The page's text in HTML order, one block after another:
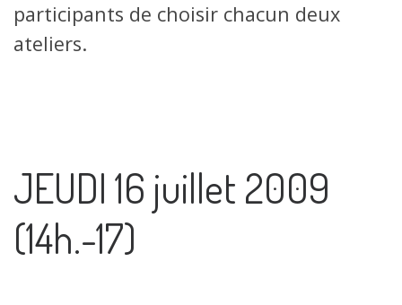
participants de choisir chacun deux
ateliers.
JEUDI 16 juillet 2009
(14h.-17)